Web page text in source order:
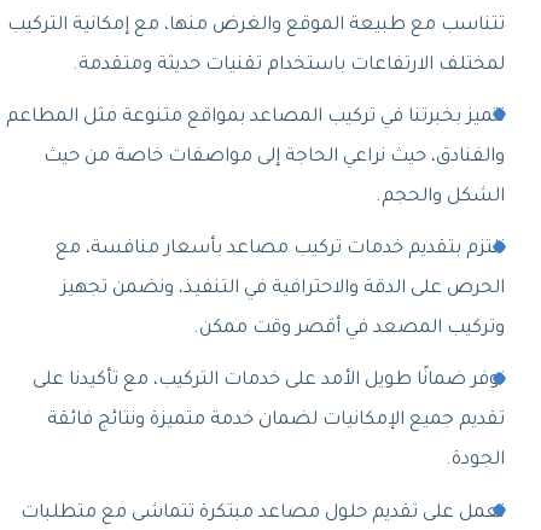
تتناسب مع طبيعة الموقع والغرض منها، مع إمكانية التركيب
لمختلف الارتفاعات باستخدام تقنيات حديثة ومتقدمة.
نتميز بخبرتنا في تركيب المصاعد بمواقع متنوعة مثل المطاعم
والفنادق، حيث نراعي الحاجة إلى مواصفات خاصة من حيث
الشكل والحجم.
نلتزم بتقديم خدمات تركيب مصاعد بأسعار منافسة، مع
الحرص على الدقة والاحترافية في التنفيذ، ونضمن تجهيز
وتركيب المصعد في أقصر وقت ممكن.
نوفر ضمانًا طويل الأمد على خدمات التركيب، مع تأكيدنا على
تقديم جميع الإمكانيات لضمان خدمة متميزة ونتائج فائقة
الجودة.
نعمل على تقديم حلول مصاعد مبتكرة تتماشى مع متطلبات